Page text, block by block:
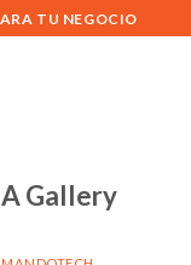
TU NEGOCIO
Gallery